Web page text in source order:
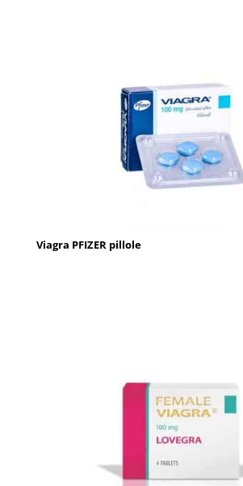
Viagra PFIZER pillole